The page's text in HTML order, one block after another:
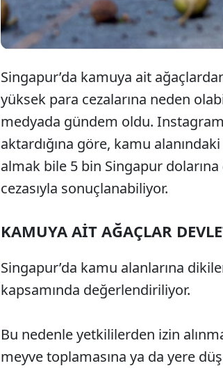
Singapur’da kamuya ait
yüksek para cezalarına neden
medyada gündem oldu. Instagram
aktardığına göre, kamu
almak bile 5 bin Singapur
cezasıyla sonuçlanabiliyor.
KAMUYA AİT AĞAÇLAR
Singapur’da kamu alanlarına
kapsamında değerlendiriliyor.
Bu nedenle yetkililerden izin
meyve toplamasına ya da yere